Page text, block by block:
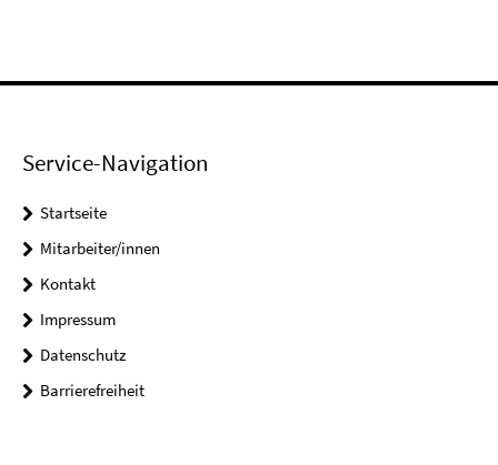
Service-Navigation
Startseite
Mitarbeiter/innen
Kontakt
Impressum
Datenschutz
Barrierefreiheit